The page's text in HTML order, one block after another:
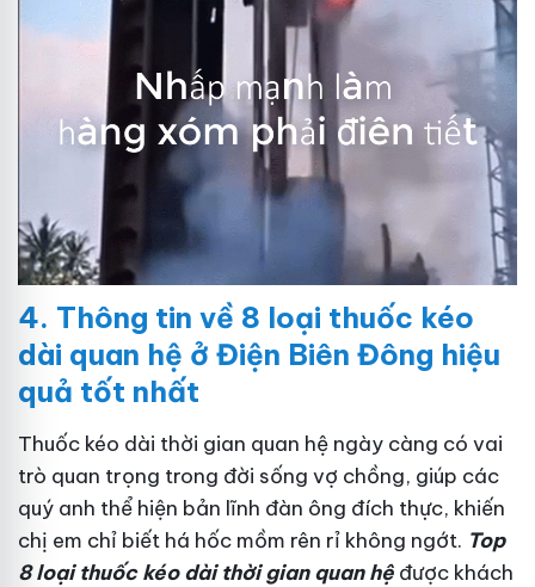
4. Thông tin về 8 loại thuốc kéo
dài quan hệ ở Điện Biên Đông hiệu
quả tốt nhất
Thuốc kéo dài thời gian quan hệ ngày càng có vai
trò quan trọng trong đời sống vợ chồng, giúp các
quý anh thể hiện bản lĩnh đàn ông đích thực, khiến
chị em chỉ biết há hốc mồm rên rỉ không ngớt. Top
8 loại thuốc kéo dài thời gian quan hệ được khách